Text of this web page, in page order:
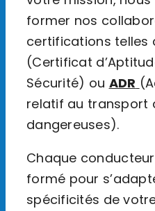
former nos
certifications telles
(Certificat
Sécurité) ou ADR
relatif au transport
dangereuses).
Chaque
formé pour
spécificités de